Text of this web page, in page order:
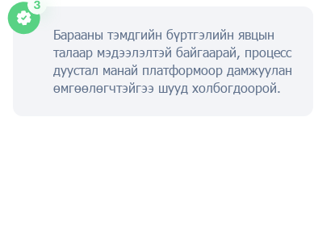
Барааны тэмдгийн бүртгэлийн явцын
талаар мэдээлэлтэй байгаарай, процесс
дуустал манай платформоор дамжуулан
өмгөөлөгчтэйгээ шууд холбогдоорой.